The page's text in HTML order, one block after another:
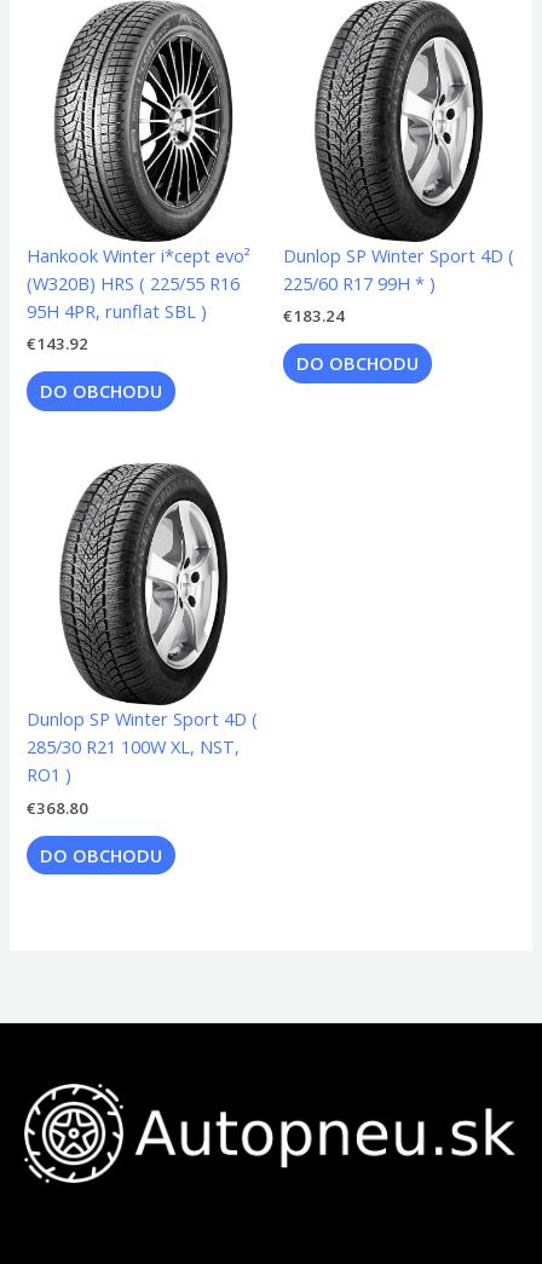
Hankook Winter i*cept evo²
(W320B) HRS ( 225/55 R16
95H 4PR, runflat SBL )
€143.92
DO OBCHODU
Dunlop SP Winter Sport 4D (
225/60 R17 99H * )
€183.24
DO OBCHODU
Dunlop SP Winter Sport 4D (
285/30 R21 100W XL, NST,
RO1 )
€368.80
DO OBCHODU